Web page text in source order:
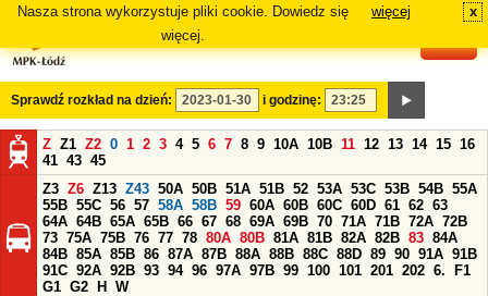
Nasza strona wykorzystuje pliki cookie. Dowiedz się
więcej.
więcej x
Sprawdź rozkład na dzień: i godzinę:
Z Z1 Z2 0 1 2 3 4 5 6 7 8 9 10A 10B 11 12 13 14 15 16
41 43 45
Z3 Z6 Z13 Z43 50A 50B 51A 51B 52 53A 53C 53B 54B 55A
55B 55C 56 57 58A 58B 59 60A 60B 60C 60D 61 62 63
64A 64B 65A 65B 66 67 68 69A 69B 70 71A 71B 72A 72B
73 75A 75B 76 77 78 80A 80B 81A 81B 82A 82B 83 84A
84B 85A 85B 86 87A 87B 88A 88B 88C 88D 89 90 91A 91B
91C 92A 92B 93 94 96 97A 97B 99 100 101 201 202 6.
F1
G1 G2 H
W